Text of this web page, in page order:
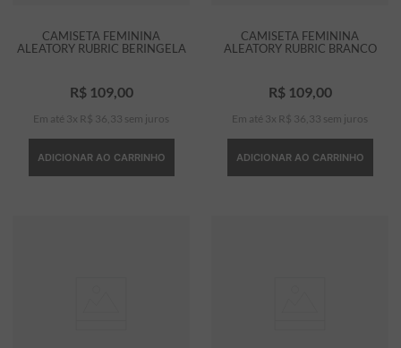
CAMISETA FEMININA
ALEATORY RUBRIC BERINGELA
R$ 109, 00
Em até 3 x R$ 36 33 sem juros
ADICIONAR AO CARRINHO
CAMISETA FEMININA
ALEATORY RUBRIC BRANCO
R$ 109, 00
Em até 3 x R$ 36 33 sem juros
ADICIONAR AO CARRINHO